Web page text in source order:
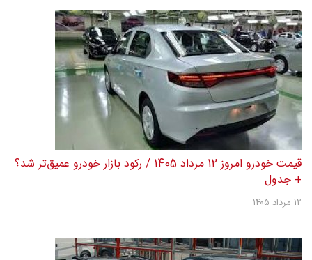
قیمت خودرو امروز 12 مرداد 1405 / رکود بازار خودرو عمیق‌تر شد؟
+ جدول
۱۲ مرداد ۱۴۰۵